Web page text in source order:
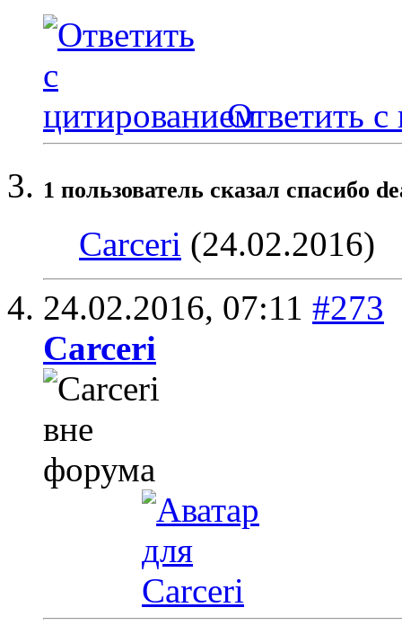
Ответить с
1 пользователь сказал cпасибо
Carceri (24.02.2016)
24.02.2016, 07:11 #273
Carceri